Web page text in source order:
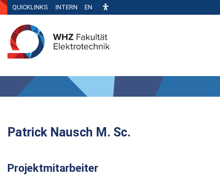
QUICKLINKS INTERN EN
Patrick Nausch M. Sc.
Projektmitarbeiter